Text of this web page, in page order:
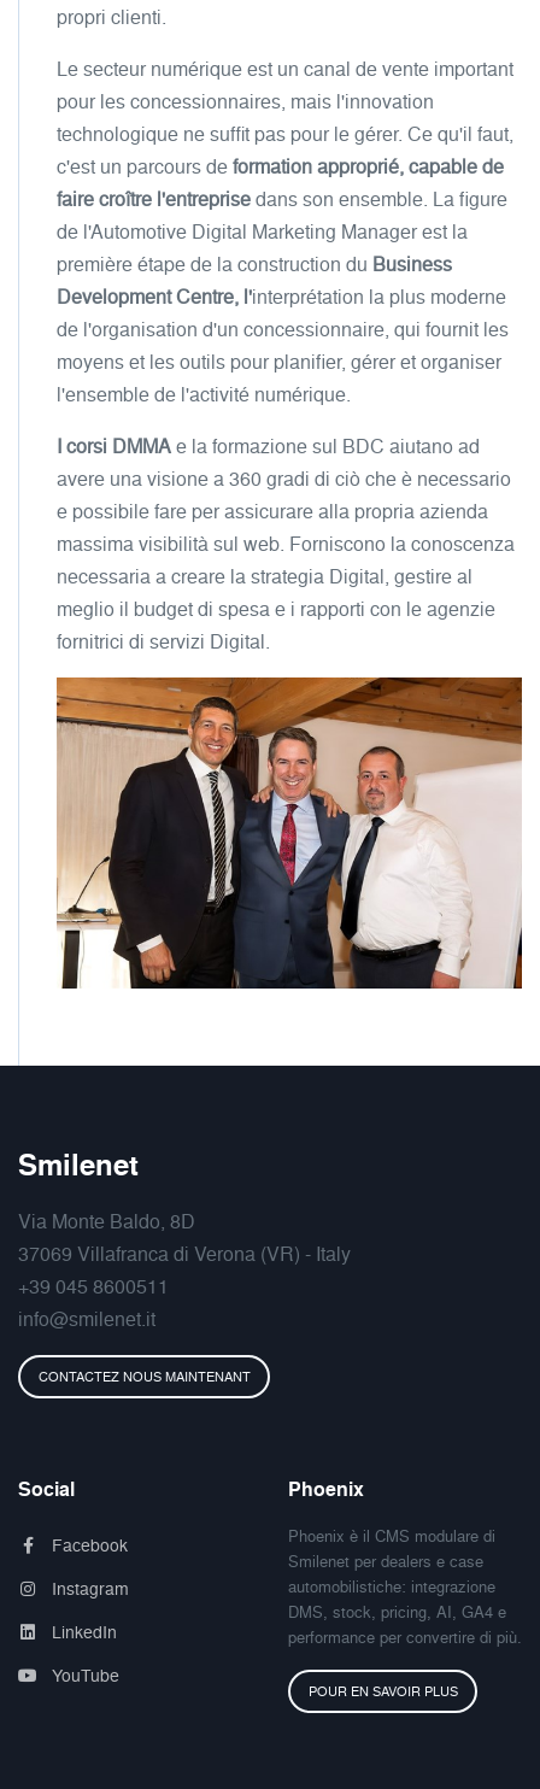
propri clienti.
Le secteur numérique est un canal de vente important
pour les concessionnaires, mais l'innovation
technologique ne suffit pas pour le gérer. Ce qu'il faut,
c'est un parcours deformation approprié, capable de
faire croître l'entreprisedans son ensemble. La figure
de l'Automotive Digital Marketing Manager est la
première étape de la construction du Business
Development Centre, l'interprétation la plus moderne
de l'organisation d'un concessionnaire, qui fournit les
moyens et les outils pour planifier, gérer et organiser
l'ensemble de l'activité numérique.
I corsi DMMAe la formazione sul BDC aiutano ad
avere una visione a 360 gradi di ciò che è necessario
e possibile fare per assicurare alla propria azienda
massima visibilità sul web. Forniscono la conoscenza
necessaria a creare la strategia Digital, gestire al
meglio il budget di spesa e i rapporti con le agenzie
fornitrici di servizi Digital.
Smilenet
Via Monte Baldo, 8D
37069 Villafranca di Verona (VR) - Italy
+39 045 8600511
info@smilenet.it
CONTACTEZ NOUS MAINTENANT
Social
Facebook
Instagram
LinkedIn
YouTube
Phoenix
Phoenix è il CMS modulare di
Smilenet per dealers e case
automobilistiche: integrazione
DMS, stock, pricing, AI, GA4 e
performance per convertire di più.
POUR EN SAVOIR PLUS